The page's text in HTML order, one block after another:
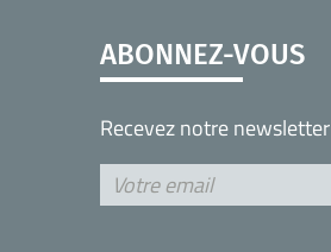
ABONNEZ-VOUS
Recevez notre newsletter